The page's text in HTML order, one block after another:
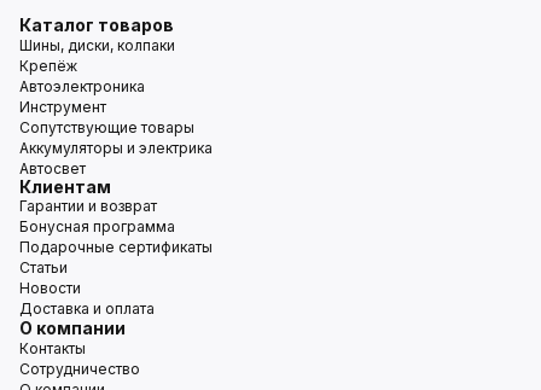
Каталог товаров
Шины, диски, колпаки
Крепёж
Автоэлектроника
Инструмент
Сопутствующие товары
Аккумуляторы и электрика
Автосвет
Клиентам
Гарантии и возврат
Бонусная программа
Подарочные сертификаты
Статьи
Новости
Доставка и оплата
О компании
Контакты
Сотрудничество